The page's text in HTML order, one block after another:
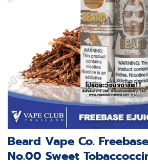
Beard Vape Co.
No.00 Sweet